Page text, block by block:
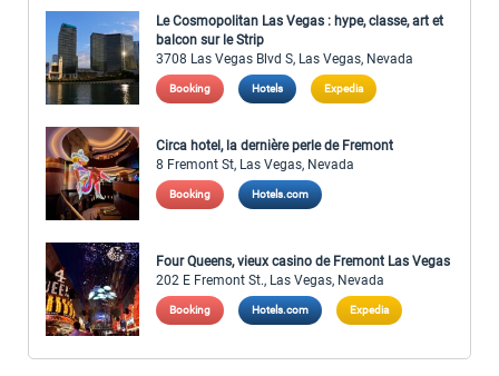
Le Cosmopolitan Las Vegas : hype, classe, art et
balcon sur le Strip
3708 Las Vegas Blvd S, Las Vegas, Nevada
Booking Hotels Expedia
Circa hotel, la dernière perle de Fremont
8 Fremont St, Las Vegas, Nevada
Booking Hotels.com
Four Queens, vieux casino de Fremont Las Vegas
202 E Fremont St., Las Vegas, Nevada
Booking Hotels.com Expedia